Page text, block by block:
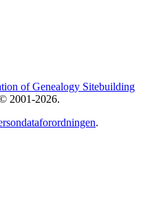
of Genealogy Sitebuilding
2001-2026.
.